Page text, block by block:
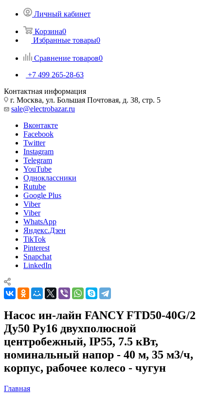
Личный кабинет
Корзина0
Избранные товары0
Сравнение товаров0
+7 499 265-28-63
Контактная информация
г. Москва, ул. Большая Почтовая, д. 38, стр. 5
sale@electrobazar.ru
Вконтакте
Facebook
Twitter
Instagram
Telegram
YouTube
Одноклассники
Rutube
Google Plus
Viber
Viber
WhatsApp
Яндекс.Дзен
TikTok
Pinterest
Snapchat
LinkedIn
Насос ин-лайн FANCY FTD50-40G/2
Ду50 Ру16 двухполюсной
центробежный, IP55, 7.5 кВт,
номинальный напор - 40 м, 35 м3/ч,
корпус, рабочее колесо - чугун
Главная